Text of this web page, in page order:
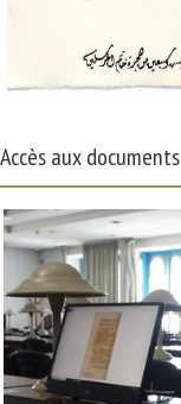
Accès aux documents